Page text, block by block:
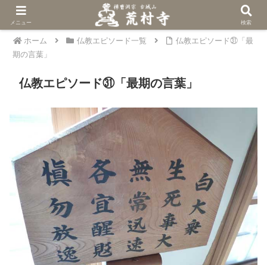
ホーム 仏教エピソード一覧
仏教エピソード㉛「最
期の言葉」
仏教エピソード㉛「最期の言葉」
メニュー 検索